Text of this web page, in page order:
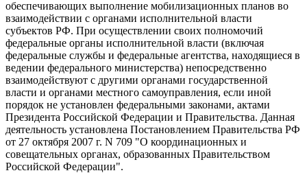
обеспечивающих выполнение мобилизационных планов во
взаимодействии с органами исполнительной власти
субъектов РФ. При осуществлении своих полномочий
федеральные органы исполнительной власти (включая
федеральные службы и федеральные агентства, находящиеся в
ведении федерального министерства) непосредственно
взаимодействуют с другими органами государственной
власти и органами местного самоуправления, если иной
порядок не установлен федеральными законами, актами
Президента Российской Федерации и Правительства. Данная
деятельность установлена Постановлением Правительства РФ
от 27 октября 2007 г. N 709 "О координационных и
совещательных органах, образованных Правительством
Российской Федерации".